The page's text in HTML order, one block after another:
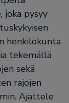
joka pysyy
henkilökunta
tekemällä
sekä
rajojen
Ajattele